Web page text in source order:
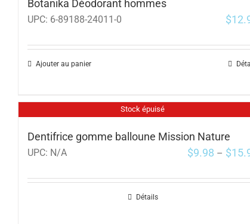
Botanika Déodorant hommes
UPC: 6-89188-24011-0 $
Ajouter au panier
Stock épuisé
Dentifrice gomme balloune Mission Nature
UPC: N/A $9.98 – $
Détails